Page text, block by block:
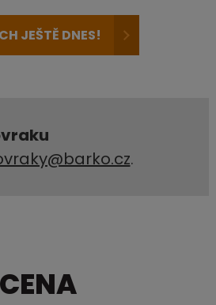
JEŠTĚ DNES!
.